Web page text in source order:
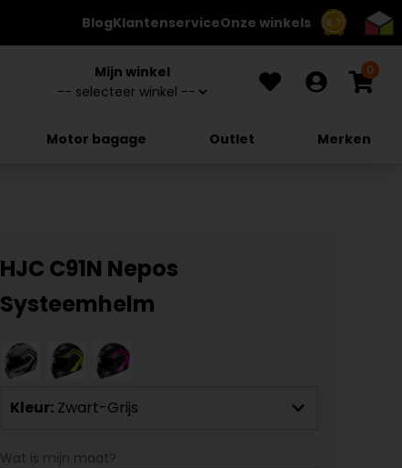
8.7
BlogKlantenserviceOnze winkels
Mijn winkel 0
Motor bagage Outlet Merken
HJC C91N Nepos
Systeemhelm
Kleur: Zwart-Grijs
Wat is mijn maat?